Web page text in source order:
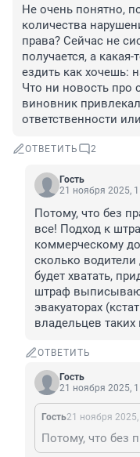
Не очень понятно,
количества
права? Сейчас не
получается, а
ездить как хочешь:
Что ни новость про
виновник
ответственности
ОТВЕТИТЬ 2
Гость
21 ноября 2025,
Потому, что без
все! Подход к
коммерческому
сколько
будет хватать,
штраф
эвакуаторах
владельцев
ОТВЕТИТЬ
Гость
21 ноября 2025,
Гость21 ноября